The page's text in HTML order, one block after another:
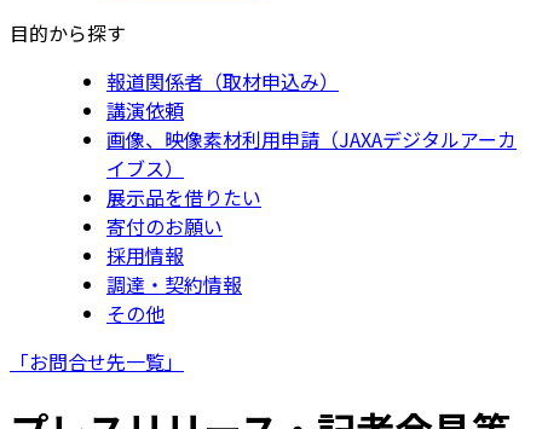
目的から探す
報道関係者（取材申込み）
講演依頼
画像、映像素材利用申請（JAXAデジタルアーカ
イブス）
展示品を借りたい
寄付のお願い
採用情報
調達・契約情報
その他
「お問合せ先一覧」